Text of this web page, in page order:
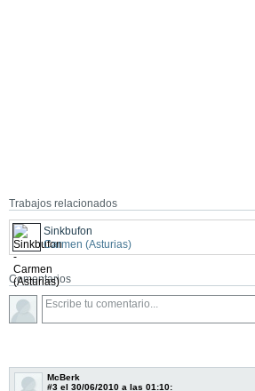
Trabajos relacionados
Sinkbufon
Carmen (Asturias)
Comentarios
McBerk
#3 el 30/06/2010 a las 01:10: